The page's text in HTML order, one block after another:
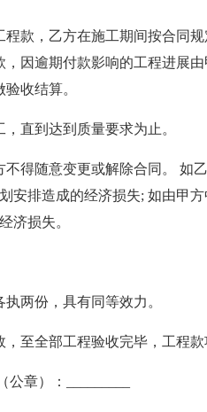
款，乙方在施工期间按合同
因逾期付款影响的工程进展
收结算。
直到达到质量要求为止。
得随意变更或解除合同。 如
安排造成的经济损失; 如由甲
济损失。
两份，具有同等效力。
至全部工程验收完毕，工程款
章）：_________